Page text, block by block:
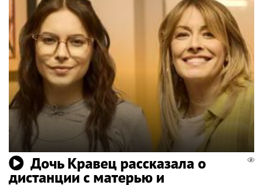
Дочь Кравец рассказала о
дистанции с матерью и